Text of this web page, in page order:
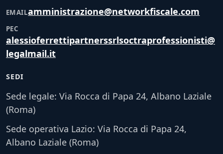
EMAILamministrazione@networkfiscale.com
PEC
alessioferrettipartnerssrlsoctraprofessionisti@
legalmail.it
SEDI
Sede legale: Via Rocca di Papa 24, Albano Laziale
(Roma)
Sede operativa Lazio: Via Rocca di Papa 24,
Albano Laziale (Roma)